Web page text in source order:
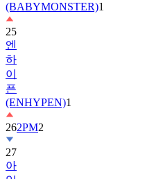
25
엔
하
이
픈
(ENHYPEN)
262PM2
27
아
일
릿